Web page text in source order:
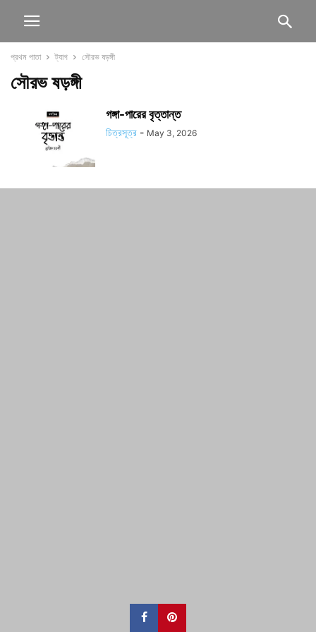
প্রথম পাতা ট্যাগ সৌরভ ষড়ঙ্গী
সৌরভ ষড়ঙ্গী
গঙ্গা-পারের বৃত্তান্ত
চিত্রসূত্র - May 3, 2026